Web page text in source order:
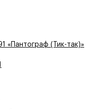
«Пантограф (Тик-так)»